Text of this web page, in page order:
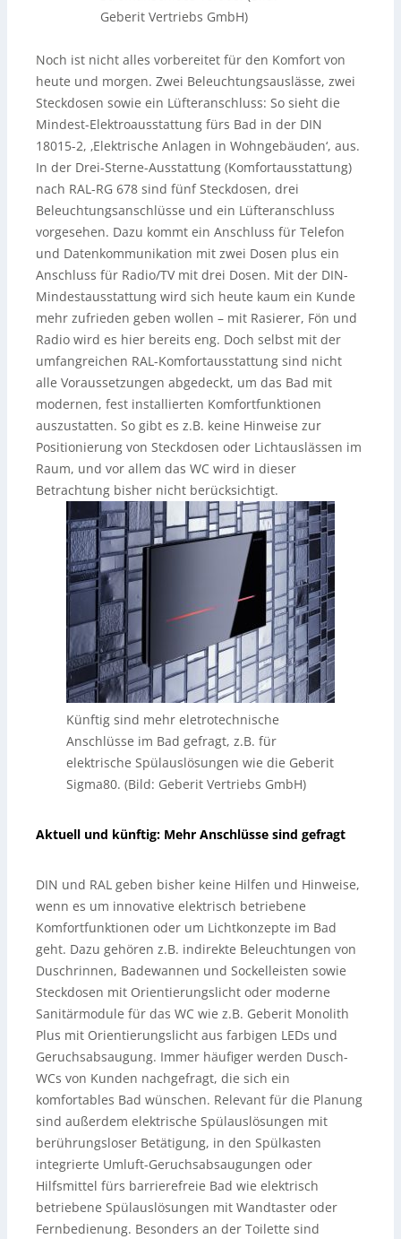
Geberit Vertriebs GmbH)
Noch ist nicht alles vorbereitet für den Komfort von
heute und morgen. Zwei Beleuchtungsauslässe, zwei
Steckdosen sowie ein Lüfteranschluss: So sieht die
Mindest-Elektroausstattung fürs Bad in der DIN
18015-2, ‚Elektrische Anlagen in Wohngebäuden‘, aus.
In der Drei-Sterne-Ausstattung (Komfortausstattung)
nach RAL-RG 678 sind fünf Steckdosen, drei
Beleuchtungsanschlüsse und ein Lüfteranschluss
vorgesehen. Dazu kommt ein Anschluss für Telefon
und Datenkommunikation mit zwei Dosen plus ein
Anschluss für Radio/TV mit drei Dosen. Mit der DIN-
Mindestausstattung wird sich heute kaum ein Kunde
mehr zufrieden geben wollen – mit Rasierer, Fön und
Radio wird es hier bereits eng. Doch selbst mit der
umfangreichen RAL-Komfortausstattung sind nicht
alle Voraussetzungen abgedeckt, um das Bad mit
modernen, fest installierten Komfortfunktionen
auszustatten. So gibt es z.B. keine Hinweise zur
Positionierung von Steckdosen oder Lichtauslässen im
Raum, und vor allem das WC wird in dieser
Betrachtung bisher nicht berücksichtigt.
Künftig sind mehr eletrotechnische
Anschlüsse im Bad gefragt, z.B. für
elektrische Spülauslösungen wie die Geberit
Sigma80. (Bild: Geberit Vertriebs GmbH)
Aktuell und künftig: Mehr Anschlüsse sind gefragt
DIN und RAL geben bisher keine Hilfen und Hinweise,
wenn es um innovative elektrisch betriebene
Komfortfunktionen oder um Lichtkonzepte im Bad
geht. Dazu gehören z.B. indirekte Beleuchtungen von
Duschrinnen, Badewannen und Sockelleisten sowie
Steckdosen mit Orientierungslicht oder moderne
Sanitärmodule für das WC wie z.B. Geberit Monolith
Plus mit Orientierungslicht aus farbigen LEDs und
Geruchsabsaugung. Immer häufiger werden Dusch-
WCs von Kunden nachgefragt, die sich ein
komfortables Bad wünschen. Relevant für die Planung
sind außerdem elektrische Spülauslösungen mit
berührungsloser Betätigung, in den Spülkasten
integrierte Umluft-Geruchsabsaugungen oder
Hilfsmittel fürs barrierefreie Bad wie elektrisch
betriebene Spülauslösungen mit Wandtaster oder
Fernbedienung. Besonders an der Toilette sind